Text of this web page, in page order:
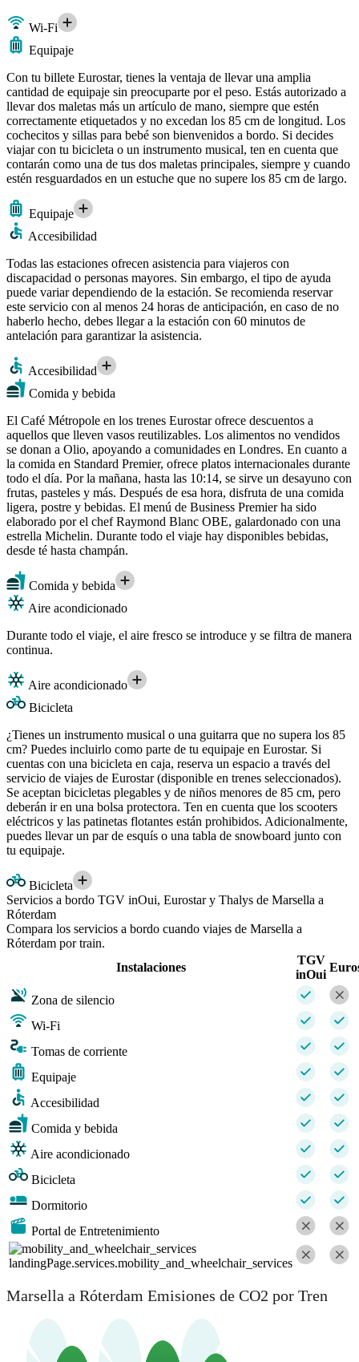
Wi-Fi
Equipaje
Con tu billete Eurostar, tienes la ventaja de llevar una amplia
cantidad de equipaje sin preocuparte por el peso. Estás autorizado a
llevar dos maletas más un artículo de mano, siempre que estén
correctamente etiquetados y no excedan los 85 cm de longitud. Los
cochecitos y sillas para bebé son bienvenidos a bordo. Si decides
viajar con tu bicicleta o un instrumento musical, ten en cuenta que
contarán como una de tus dos maletas principales, siempre y cuando
estén resguardados en un estuche que no supere los 85 cm de largo.
Equipaje
Accesibilidad
Todas las estaciones ofrecen asistencia para viajeros con
discapacidad o personas mayores. Sin embargo, el tipo de ayuda
puede variar dependiendo de la estación. Se recomienda reservar
este servicio con al menos 24 horas de anticipación, en caso de no
haberlo hecho, debes llegar a la estación con 60 minutos de
antelación para garantizar la asistencia.
Accesibilidad
Comida y bebida
El Café Métropole en los trenes Eurostar ofrece descuentos a
aquellos que lleven vasos reutilizables. Los alimentos no vendidos
se donan a Olio, apoyando a comunidades en Londres. En cuanto a
la comida en Standard Premier, ofrece platos internacionales durante
todo el día. Por la mañana, hasta las 10:14, se sirve un desayuno con
frutas, pasteles y más. Después de esa hora, disfruta de una comida
ligera, postre y bebidas. El menú de Business Premier ha sido
elaborado por el chef Raymond Blanc OBE, galardonado con una
estrella Michelin. Durante todo el viaje hay disponibles bebidas,
desde té hasta champán.
Comida y bebida
Aire acondicionado
Durante todo el viaje, el aire fresco se introduce y se filtra de manera
continua.
Aire acondicionado
Bicicleta
¿Tienes un instrumento musical o una guitarra que no supera los 85
cm? Puedes incluirlo como parte de tu equipaje en Eurostar. Si
cuentas con una bicicleta en caja, reserva un espacio a través del
servicio de viajes de Eurostar (disponible en trenes seleccionados).
Se aceptan bicicletas plegables y de niños menores de 85 cm, pero
deberán ir en una bolsa protectora. Ten en cuenta que los scooters
eléctricos y las patinetas flotantes están prohibidos. Adicionalmente,
puedes llevar un par de esquís o una tabla de snowboard junto con
tu equipaje.
Bicicleta
Servicios a bordo TGV inOui, Eurostar y Thalys de Marsella a
Róterdam
Compara los servicios a bordo cuando viajes de Marsella a
Róterdam por train.
Instalaciones
TGV
inOui
Zona de silencio
Wi-Fi
Tomas de corriente
Equipaje
Accesibilidad
Comida y bebida
Aire acondicionado
Bicicleta
Dormitorio
Portal de Entretenimiento
landingPage.services.mobility_and_wheelchair_services
Marsella a Róterdam Emisiones de CO2 por Tren